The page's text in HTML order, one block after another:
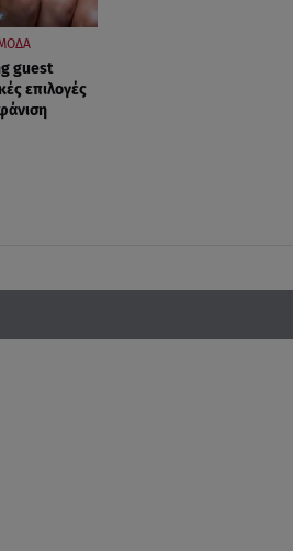
guest
επιλογές